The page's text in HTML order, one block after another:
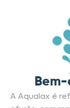
A Aqualax é